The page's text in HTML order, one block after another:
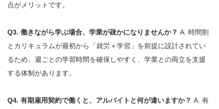
点がメリットです。
Q3. 働きながら学ぶ場合、学業が疎かになりませんか？ A. 時間割
とカリキュラムが最初から「就労＋学習」を前提に設計されてい
るため、週ごとの学習時間を確保しやすく、学業との両立を支援
する体制があります。
Q4. 有期雇用契約で働くと、アルバイトと何が違いますか？ A. 有